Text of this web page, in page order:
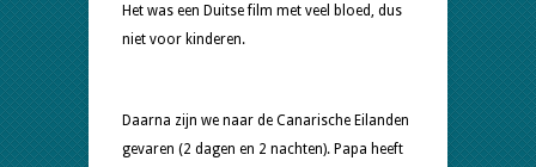
Het was een Duitse film met veel bloed, dus
niet voor kinderen.
Daarna zijn we naar de Canarische Eilanden
gevaren (2 dagen en 2 nachten). Papa heeft